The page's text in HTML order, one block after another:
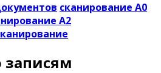
сканирование А0
А2
записям